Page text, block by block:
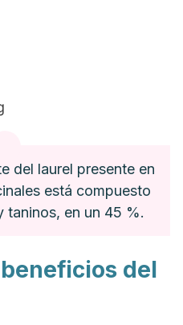
del laurel presente en
está compuesto
taninos, en un 45 %.
del